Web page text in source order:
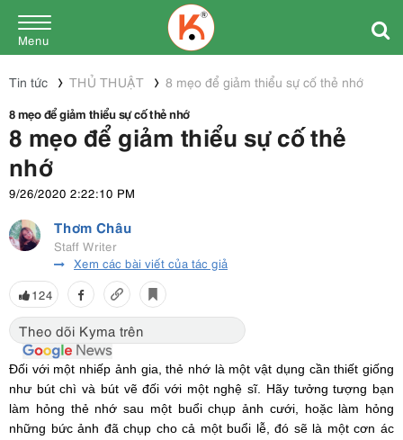
Menu
Tin tức THỦ THUẬT
8 mẹo để giảm thiểu sự cố thẻ nhớ
8 mẹo để giảm thiểu sự cố thẻ nhớ
8 mẹo để giảm thiểu sự cố thẻ
nhớ
9/26/2020 2:22:10 PM
Thơm Châu
Staff Writer
Xem các bài viết của tác giả
124
Theo dõi Kyma trên
Đối với một nhiếp ảnh gia, thẻ nhớ là một vật dụng cần thiết giống
như bút chì và bút vẽ đối với một nghệ sĩ. Hãy tưởng tượng bạn
làm hỏng thẻ nhớ sau một buổi chụp ảnh cưới, hoặc làm hỏng
những bức ảnh đã chụp cho cả một buổi lễ, đó sẽ là một cơn ác